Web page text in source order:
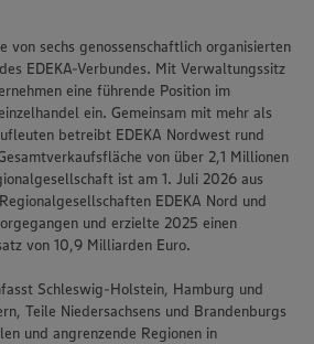
von sechs genossenschaftlich organisierten
EDEKA-Verbundes. Mit Verwaltungssitz
eine führende Position im
ein. Gemeinsam mit mehr als
betreibt EDEKA Nordwest rund
von über 2,1 Millionen
ist am 1. Juli 2026 aus
EDEKA Nord und
und erzielte 2025 einen
von 10,9 Milliarden Euro.
Schleswig-Holstein, Hamburg und
Teile Niedersachsens und Brandenburgs
und angrenzende Regionen in